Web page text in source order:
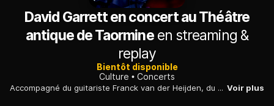
David Garrett en concert au Théâtre
antique de Taormineen streaming &
replay
Bientôt disponible
Culture
Concerts
Accompagné du guitariste Franck van der Heijden, du bassiste Rogier van Wegberg et de l'Orchestre du Théâtre Vittorio-Emanuele de Messine, dirigé par le chef d'orchestre Gianna Fratta, le violoniste David Garrett investit le théâtre antique de Taormine, au pied de l'Etna. Voir plus